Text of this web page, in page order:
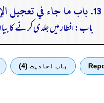
13. باب ما جاء في تعجيل الإفطار
باب: افطار میں جلدی کرنے کا
باب احادیث (4)